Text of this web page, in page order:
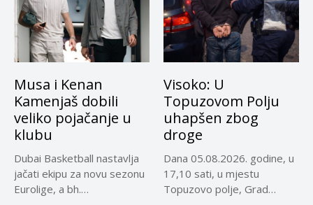
Musa i Kenan
Kamenjaš dobili
veliko pojačanje u
klubu
Dubai Basketball nastavlja
jačati ekipu za novu sezonu
Eurolige, a bh.
Visoko: U
Topuzovom Polju
uhapšen zbog
droge
Dana 05.08.2026. godine, u
17,10 sati, u mjestu
Topuzovo polje, Grad